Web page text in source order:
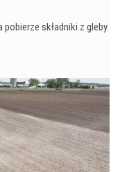
składniki z gleby.